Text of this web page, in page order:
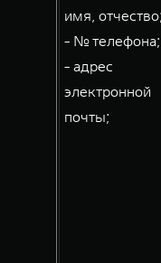
имя,
- № телефона;
- адрес
электронной
почты;